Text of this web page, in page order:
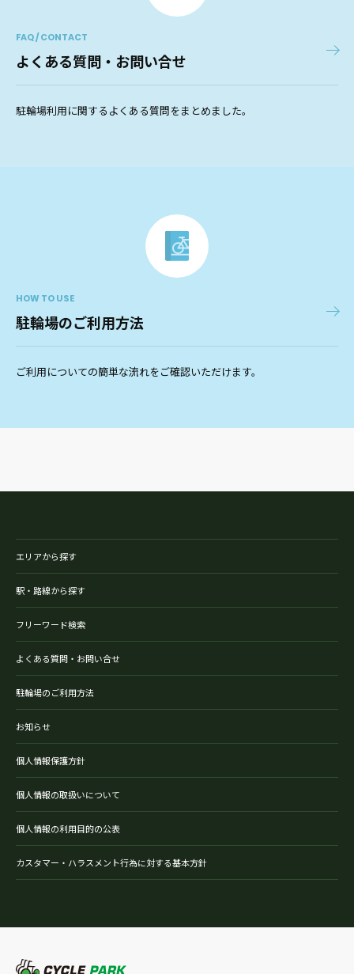
FAQ / CONTACT
よくある質問・お問い合せ
駐輪場利用に関するよくある質問をまとめました。
HOW TO USE
駐輪場のご利用方法
ご利用についての簡単な流れをご確認いただけます。
エリアから探す
駅・路線から探す
フリーワード検索
よくある質問・お問い合せ
駐輪場のご利用方法
お知らせ
個人情報保護方針
個人情報の取扱いについて
個人情報の利用目的の公表
カスタマー・ハラスメント行為に対する基本方針